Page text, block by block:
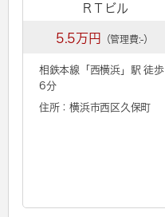
ＲＴビル
5.5万円 （管理費:-）
相鉄本線「 西横浜」駅 徒歩
6分
住所：横浜市西区久保町